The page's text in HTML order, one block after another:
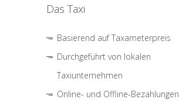
Das Taxi
Basierend auf Taxameterpreis
Durchgeführt von lokalen
Taxiunternehmen
Online- und Offline-Bezahlungen